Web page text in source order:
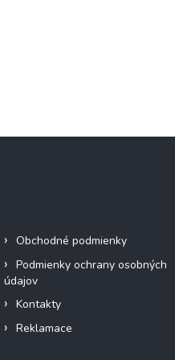
Obchodné podmienky
Podmienky ochrany osobných
údajov
Kontakty
Reklamace